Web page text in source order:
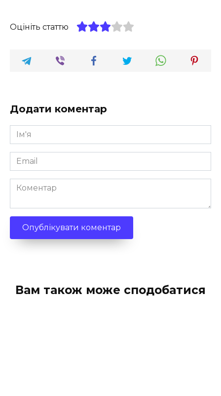
Оцініть статтю
Додати коментар
Ім'я
*
Email
*
Коментар
Вам також може сподобатися